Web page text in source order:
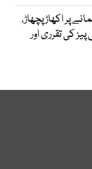
پر اکھاڑ پچھاڑ،
کی تقرری اور